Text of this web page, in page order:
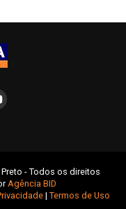
- Todos os direitos
Agência BID
| Termos de Uso